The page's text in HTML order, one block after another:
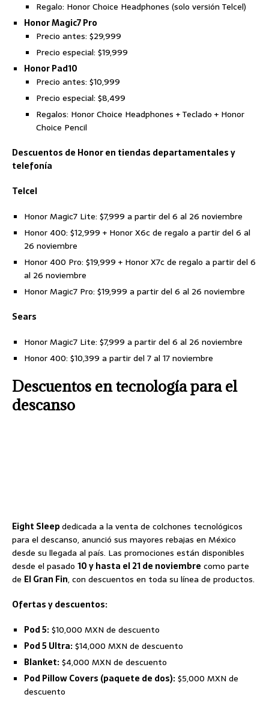
Regalo: Honor Choice Headphones (solo versión Telcel)
Honor Magic7 Pro
Precio antes: $29,999
Precio especial: $19,999
Honor Pad10
Precio antes: $10,999
Precio especial: $8,499
Regalos: Honor Choice Headphones + Teclado + Honor
Choice Pencil
Descuentos de Honor en tiendas departamentales y
telefonía
Telcel
Honor Magic7 Lite: $7,999 a partir del 6 al 26 noviembre
Honor 400: $12,999 + Honor X6c de regalo a partir del 6 al
26 noviembre
Honor 400 Pro: $19,999 + Honor X7c de regalo a partir del 6
al 26 noviembre
Honor Magic7 Pro: $19,999 a partir del 6 al 26 noviembre
Sears
Honor Magic7 Lite: $7,999 a partir del 6 al 26 noviembre
Honor 400: $10,399 a partir del 7 al 17 noviembre
Descuentos en tecnología para el
descanso
Eight Sleepdedicada a la venta de colchones tecnológicos
para el descanso, anunció sus mayores rebajas en México
desde su llegada al país. Las promociones están disponibles
desde el pasado 10 y hasta el 21 de noviembre como parte
de El Gran Fin, con descuentos en toda su línea de productos.
Ofertas y descuentos:
Pod 5:$10,000 MXN de descuento
Pod 5 Ultra:$14,000 MXN de descuento
Blanket:$4,000 MXN de descuento
Pod Pillow Covers (paquete de dos):$5,000 MXN de
descuento